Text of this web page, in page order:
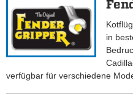
in
verfügbar für verschiedene